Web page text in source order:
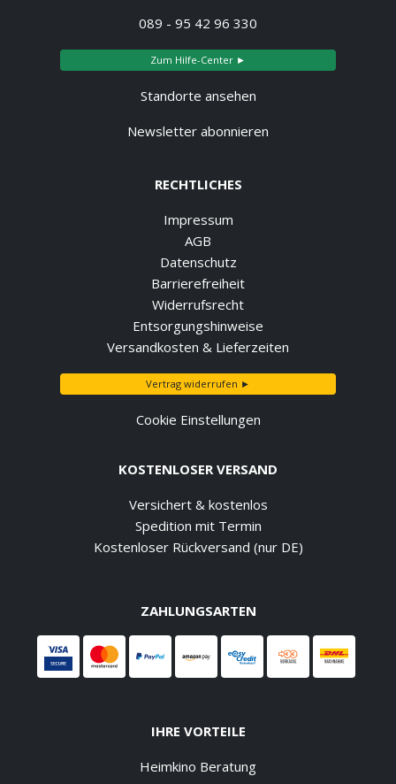
089 - 95 42 96 330
Zum Hilfe-Center ►
Standorte ansehen
Newsletter abonnieren
RECHTLICHES
Impressum
AGB
Datenschutz
Barrierefreiheit
Widerrufsrecht
Entsorgungshinweise
Versandkosten & Lieferzeiten
Vertrag widerrufen ►
Cookie Einstellungen
KOSTENLOSER VERSAND
Versichert & kostenlos
Spedition mit Termin
Kostenloser Rückversand (nur DE)
ZAHLUNGSARTEN
IHRE VORTEILE
Heimkino Beratung